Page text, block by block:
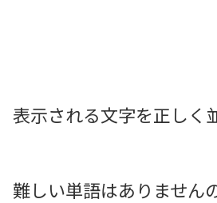
表示される文字を正しく
難しい単語はありません